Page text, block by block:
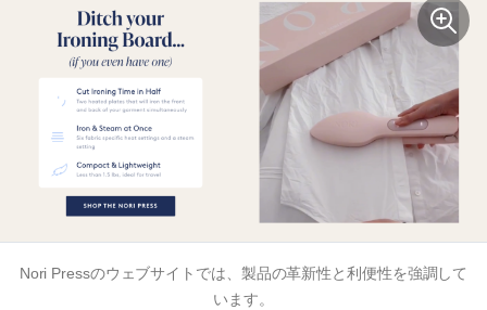
Nori Pressのウェブサイトでは、製品の革新性と利便性を強調して
います。